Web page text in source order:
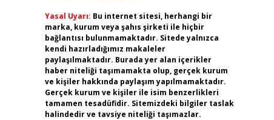
Yasal Uyarı: Bu internet sitesi, herhangi bir
marka, kurum veya şahıs şirketi ile hiçbir
bağlantısı bulunmamaktadır. Sitede yalnızca
kendi hazırladığımız makaleler
paylaşılmaktadır. Burada yer alan içerikler
haber niteliği taşımamakta olup, gerçek kurum
ve kişiler hakkında paylaşım yapılmamaktadır.
Gerçek kurum ve kişiler ile isim benzerlikleri
tamamen tesadüfidir. Sitemizdeki bilgiler taslak
halindedir ve tavsiye niteliği taşımazlar.